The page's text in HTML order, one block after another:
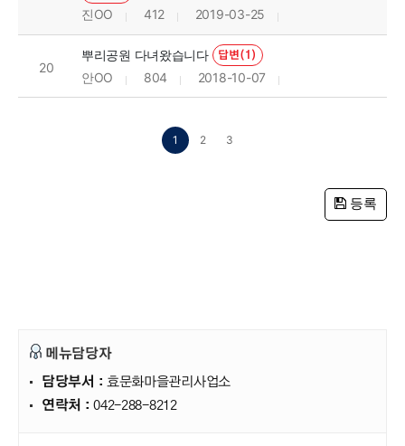
진OO 412 2019-03-25
20
뿌리공원 다녀왔습니다 답변(1)
안OO 804 2018-10-07
1 2 3
등록
메뉴담당자
담당부서 : 효문화마을관리사업소
연락처 :042-288-8212